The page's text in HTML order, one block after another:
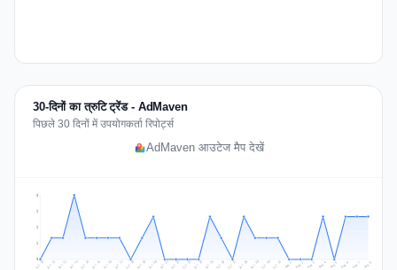
30-दिनों का त्रुटि ट्रेंड - AdMaven
पिछले 30 दिनों में उपयोगकर्ता रिपोर्ट्स
AdMaven आउटेज मैप देखें
1
2
2
3
Jul 10 Jul 11 Jul 12 Jul 13 Jul 14 Jul 15 Jul 16 Jul 17 Jul 18 Jul 19 Jul 20 Jul 21 Jul 22 Jul 23 Jul 24 Jul 25 Jul 26 Jul 27 Jul 28 Jul 29 Jul 30 Jul 31 Aug 1 Aug 2 Aug 3 Aug 4 Aug 5 Aug 6 Aug 7 Aug 8